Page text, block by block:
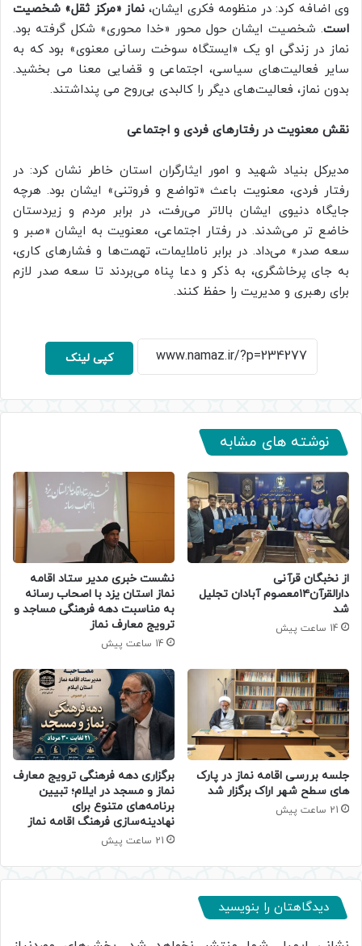
وی اضافه کرد: در منظومه فکری ایشان،نماز «مرکز ثقل» شخصیت
است. شخصیت ایشان حول محور «خدا محوری» شکل گرفته بود.
نماز در زندگی او یک «ایستگاه سوخت‌ رسانی معنوی» بود که به
سایر فعالیت‌های سیاسی، اجتماعی و قضایی معنا می‌ بخشید.
بدون نماز، فعالیت‌های دیگر را کالبدی بی‌روح می‌ پنداشتند.
نقش معنویت در رفتارهای فردی و اجتماعی
مدیرکل بنیاد شهید و امور ایثارگران استان خاطر نشان کرد: در
رفتار فردی، معنویت باعث «تواضع و فروتنی» ایشان بود. هرچه
جایگاه دنیوی ایشان بالاتر می‌رفت، در برابر مردم و زیردستان
خاضع‌ تر می‌شدند. در رفتار اجتماعی، معنویت به ایشان «صبر و
سعه‌ صدر» می‌داد. در برابر ناملایمات، تهمت‌ها و فشارهای کاری،
به جای پرخاشگری، به ذکر و دعا پناه می‌بردند تا سعه‌ صدر لازم
برای رهبری و مدیریت را حفظ کنند.
کپی لینک
نوشته های مشابه
از نخبگان قرآنی
دارالقرآن۱۴معصوم آبادان تجلیل
شد
14 ساعت پیش
نشست خبری مدیر ستاد اقامه
نماز استان یزد با اصحاب رسانه
به مناسبت دهه فرهنگی مساجد و
ترویج معارف نماز
14 ساعت پیش
جلسه بررسی اقامه نماز در پارک
های سطح شهر اراک برگزار شد
21 ساعت پیش
برگزاری دهه فرهنگی ترویج معارف
نماز و مسجد در ایلام؛ تبیین
برنامه‌های متنوع برای
نهادینه‌سازی فرهنگ اقامه نماز
21 ساعت پیش
دیدگاهتان را بنویسید